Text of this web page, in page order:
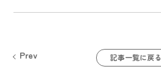
Prev 記事一覧に戻る